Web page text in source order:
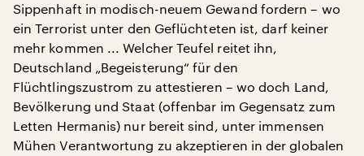
Sippenhaft in modisch-neuem Gewand fordern – wo
ein Terrorist unter den Geflüchteten ist, darf keiner
mehr kommen ... Welcher Teufel reitet ihn,
Deutschland „Begeisterung“ für den
Flüchtlingszustrom zu attestieren – wo doch Land,
Bevölkerung und Staat (offenbar im Gegensatz zum
Letten Hermanis) nur bereit sind, unter immensen
Mühen Verantwortung zu akzeptieren in der globalen